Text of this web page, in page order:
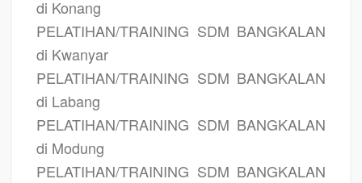
di Konang
PELATIHAN/TRAINING SDM BANGKALAN
di Kwanyar
PELATIHAN/TRAINING SDM BANGKALAN
di Labang
PELATIHAN/TRAINING SDM BANGKALAN
di Modung
PELATIHAN/TRAINING SDM BANGKALAN